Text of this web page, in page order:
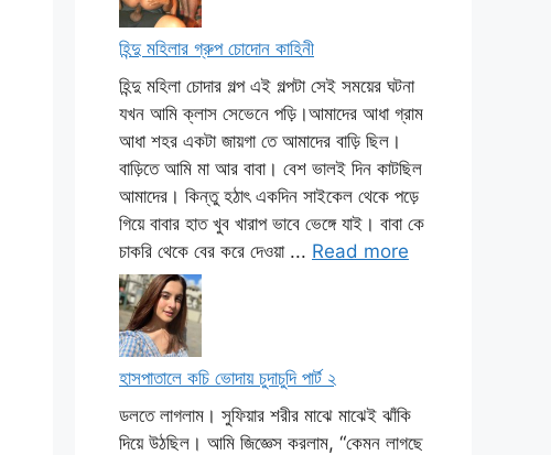
হিন্দু মহিলার গ্রুপ চোদোন কাহিনী
হিন্দু মহিলা চোদার গল্প এই গল্পটা সেই সময়ের ঘটনা
যখন আমি ক্লাস সেভেনে পড়ি।আমাদের আধা গ্রাম
আধা শহর একটা জায়গা তে আমাদের বাড়ি ছিল।
বাড়িতে আমি মা আর বাবা। বেশ ভালই দিন কাটছিল
আমাদের। কিন্তু হঠাৎ একদিন সাইকেল থেকে পড়ে
গিয়ে বাবার হাত খুব খারাপ ভাবে ভেঙ্গে যাই। বাবা কে
চাকরি থেকে বের করে দেওয়া ... Read more
হাসপাতালে কচি ভোদায় চুদাচুদি পার্ট ২
ডলতে লাগলাম। সুফিয়ার শরীর মাঝে মাঝেই ঝাঁকি
দিয়ে উঠছিল। আমি জিজ্ঞেস করলাম, “কেমন লাগছে